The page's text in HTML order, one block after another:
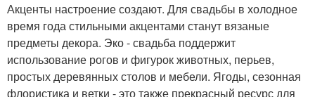
Акценты настроение создают. Для свадьбы в холодное
время года стильными акцентами станут вязаные
предметы декора. Эко - свадьба поддержит
использование рогов и фигурок животных, перьев,
простых деревянных столов и мебели. Ягоды, сезонная
флористика и ветки - это также прекрасный ресурс для